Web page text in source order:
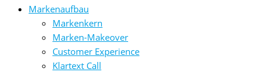
Markenaufbau
Markenkern
Marken-Makeover
Customer Experience
Klartext Call